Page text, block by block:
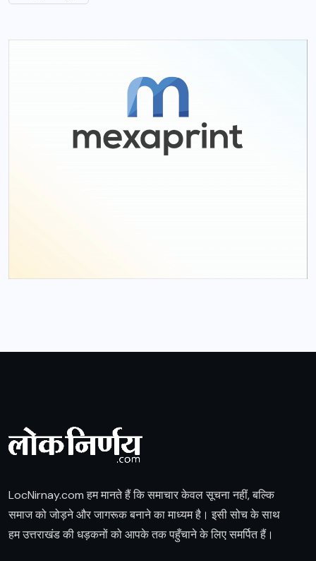
LocNirnay.com हम मानते हैं कि समाचार केवल सूचना नहीं, बल्कि
समाज को जोड़ने और जागरूक बनाने का माध्यम है। इसी सोच के साथ
हम उत्तराखंड की धड़कनों को आपके तक पहुँचाने के लिए समर्पित हैं।